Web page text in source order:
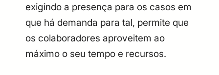
exigindo a presença para os casos em
que há demanda para tal, permite que
os colaboradores aproveitem ao
máximo o seu tempo e recursos.